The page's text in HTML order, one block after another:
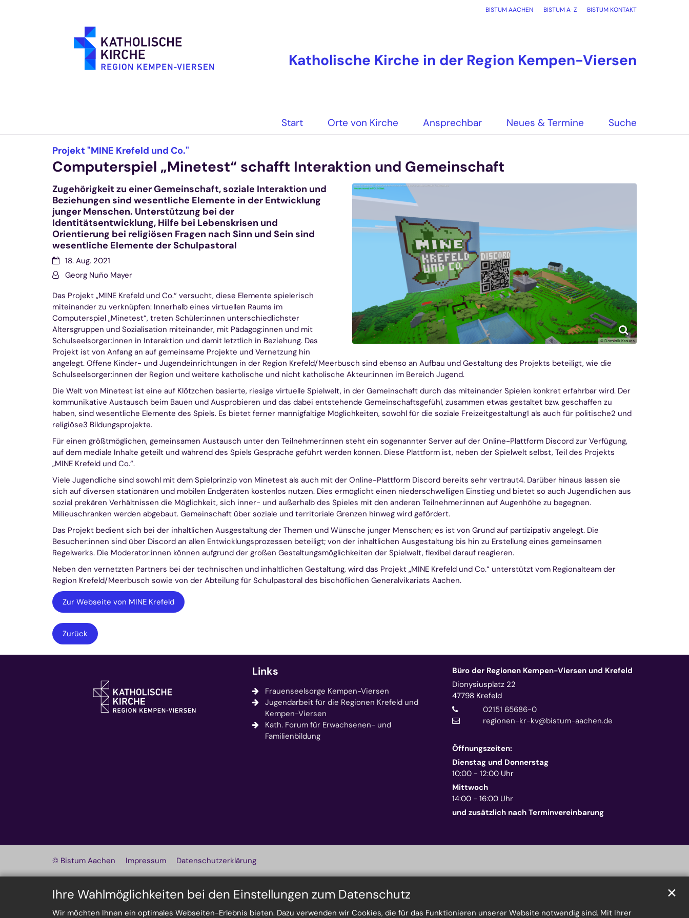
Ihre Wahlmöglichkeiten bei den Einstellungen zum Datenschutz
Wir möchten Ihnen ein optimales Webseiten-Erlebnis bieten. Dazu verwenden wir Cookies, die für das Funktionieren unserer Website notwendig sind. Mit Ihrer
✕
BISTUM AACHEN BISTUM A-Z BISTUM KONTAKT
Katholische Kirche in der Region Kempen-Viersen
Start Orte von Kirche Ansprechbar Neues & Termine Suche
Projekt "MINE Krefeld und Co."
Computerspiel „Minetest“ schafft Interaktion und Gemeinschaft
© Dominik Kraues
Zugehörigkeit zu einer Gemeinschaft, soziale Interaktion und
Beziehungen sind wesentliche Elemente in der Entwicklung
junger Menschen. Unterstützung bei der
Identitätsentwicklung, Hilfe bei Lebenskrisen und
Orientierung bei religiösen Fragen nach Sinn und Sein sind
wesentliche Elemente der Schulpastoral
Datum:18. Aug. 2021
Von:Georg Nuño Mayer
Das Projekt „MINE Krefeld und Co.“ versucht, diese Elemente spielerisch
miteinander zu verknüpfen: Innerhalb eines virtuellen Raums im
Computerspiel „Minetest“, treten Schüler:innen unterschiedlichster
Altersgruppen und Sozialisation miteinander, mit Pädagog:innen und mit
Schulseelsorger:innen in Interaktion und damit letztlich in Beziehung. Das
Projekt ist von Anfang an auf gemeinsame Projekte und Vernetzung hin
angelegt. Offene Kinder- und Jugendeinrichtungen in der Region Krefeld/Meerbusch sind ebenso an Aufbau und Gestaltung des Projekts beteiligt, wie die
Schulseelsorger:innen der Region und weitere katholische und nicht katholische Akteur:innen im Bereich Jugend.
Die Welt von Minetest ist eine auf Klötzchen basierte, riesige virtuelle Spielwelt, in der Gemeinschaft durch das miteinander Spielen konkret erfahrbar wird. Der
kommunikative Austausch beim Bauen und Ausprobieren und das dabei entstehende Gemeinschaftsgefühl, zusammen etwas gestaltet bzw. geschaffen zu
haben, sind wesentliche Elemente des Spiels. Es bietet ferner mannigfaltige Möglichkeiten, sowohl für die soziale Freizeitgestaltung1 als auch für politische2 und
religiöse3 Bildungsprojekte.
Für einen größtmöglichen, gemeinsamen Austausch unter den Teilnehmer:innen steht ein sogenannter Server auf der Online-Plattform Discord zur Verfügung,
auf dem mediale Inhalte geteilt und während des Spiels Gespräche geführt werden können. Diese Plattform ist, neben der Spielwelt selbst, Teil des Projekts
„MINE Krefeld und Co.“.
Viele Jugendliche sind sowohl mit dem Spielprinzip von Minetest als auch mit der Online-Plattform Discord bereits sehr vertraut4. Darüber hinaus lassen sie
sich auf diversen stationären und mobilen Endgeräten kostenlos nutzen. Dies ermöglicht einen niederschwelligen Einstieg und bietet so auch Jugendlichen aus
sozial prekären Verhältnissen die Möglichkeit, sich inner- und außerhalb des Spieles mit den anderen Teilnehmer:innen auf Augenhöhe zu begegnen.
Milieuschranken werden abgebaut. Gemeinschaft über soziale und territoriale Grenzen hinweg wird gefördert.
Das Projekt bedient sich bei der inhaltlichen Ausgestaltung der Themen und Wünsche junger Menschen; es ist von Grund auf partizipativ angelegt. Die
Besucher:innen sind über Discord an allen Entwicklungsprozessen beteiligt; von der inhaltlichen Ausgestaltung bis hin zu Erstellung eines gemeinsamen
Regelwerks. Die Moderator:innen können aufgrund der großen Gestaltungsmöglichkeiten der Spielwelt, flexibel darauf reagieren.
Neben den vernetzten Partners bei der technischen und inhaltlichen Gestaltung, wird das Projekt „MINE Krefeld und Co.“ unterstützt vom Regionalteam der
Region Krefeld/Meerbusch sowie von der Abteilung für Schulpastoral des bischöflichen Generalvikariats Aachen.
Zur Webseite von MINE Krefeld
Zurück
Links
Frauenseelsorge Kempen-Viersen
Jugendarbeit für die Regionen Krefeld und
Kempen-Viersen
Kath. Forum für Erwachsenen- und
Familienbildung
Büro der Regionen Kempen-Viersen und Krefeld
Dionysiusplatz 22
47798 Krefeld
02151 65686-0
regionen-kr-kv@bistum-aachen.de
Öffnungszeiten:
Dienstag und Donnerstag
10:00 - 12:00 Uhr
Mittwoch
14:00 - 16:00 Uhr
und zusätzlich nach Terminvereinbarung
© Bistum Aachen Impressum Datenschutzerklärung